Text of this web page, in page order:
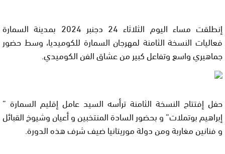
إنطلقت مساء اليوم الثلاثاء 24 دجنبر 2024 بمدينة السمارة
فعاليات النسخة الثامنة لمهرجان السمارة للكوميديا، وسط حضور
جماهيري واسع وتفاعل كبير من عشاق الفن الكوميدي.
حفل إفتتاح النسخة الثامنة ترأسه السيد عامل إقليم السمارة ”
إبراهيم بوتملات” و بحضور السادة المنتخبين و أعيان وشيوخ القبائل
و فنانين مغاربة ومن دولة موريتانيا ضيف شرف هذه الدورة.